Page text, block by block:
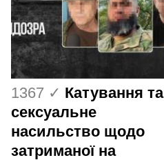
1367 ✓ Катування та
сексуальне
насильство щодо
затриманої на